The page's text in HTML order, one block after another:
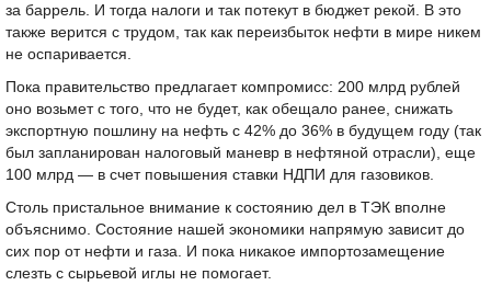
за баррель. И тогда налоги и так потекут в бюджет рекой. В это
также верится с трудом, так как переизбыток нефти в мире никем
не оспаривается.
Пока правительство предлагает компромисс: 200 млрд рублей
оно возьмет с того, что не будет, как обещало ранее, снижать
экспортную пошлину на нефть с 42% до 36% в будущем году (так
был запланирован налоговый маневр в нефтяной отрасли), еще
100 млрд — в счет повышения ставки НДПИ для газовиков.
Столь пристальное внимание к состоянию дел в ТЭК вполне
объяснимо. Состояние нашей экономики напрямую зависит до
сих пор от нефти и газа. И пока никакое импортозамещение
слезть с сырьевой иглы не помогает.